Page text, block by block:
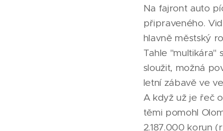
Na fajront auto
připraveného.
hlavně městský
Tahle "multikára"
sloužit, možná
letní zábavě ve
A když už je řeč
těmi pomohl
2.187.000 korun